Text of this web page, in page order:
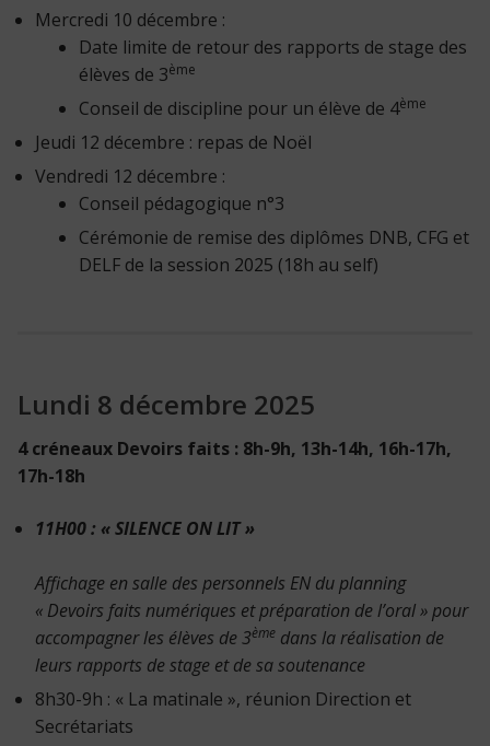
Mercredi 10 décembre :
Date limite de retour des rapports de stage des
élèves de 3ème
Conseil de discipline pour un élève de 4ème
Jeudi 12 décembre : repas de Noël
Vendredi 12 décembre :
Conseil pédagogique n°3
Cérémonie de remise des diplômes DNB, CFG et
DELF de la session 2025 (18h au self)
Lundi 8 décembre 2025
4 créneaux Devoirs faits : 8h-9h, 13h-14h, 16h-17h,
17h-18h
11H00 : « SILENCE ON LIT »
Affichage en salle des personnels EN du planning
« Devoirs faits numériques et préparation de l’oral » pour
accompagner les élèves de 3ème dans la réalisation de
leurs rapports de stage et de sa soutenance
8h30-9h : « La matinale », réunion Direction et
Secrétariats